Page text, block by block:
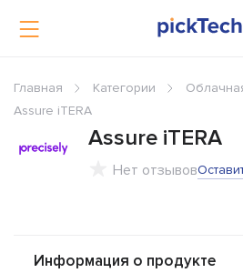
Главная Категории
Assure iTERA
Assure iTERA
Нет отзывов
Информация о продукте